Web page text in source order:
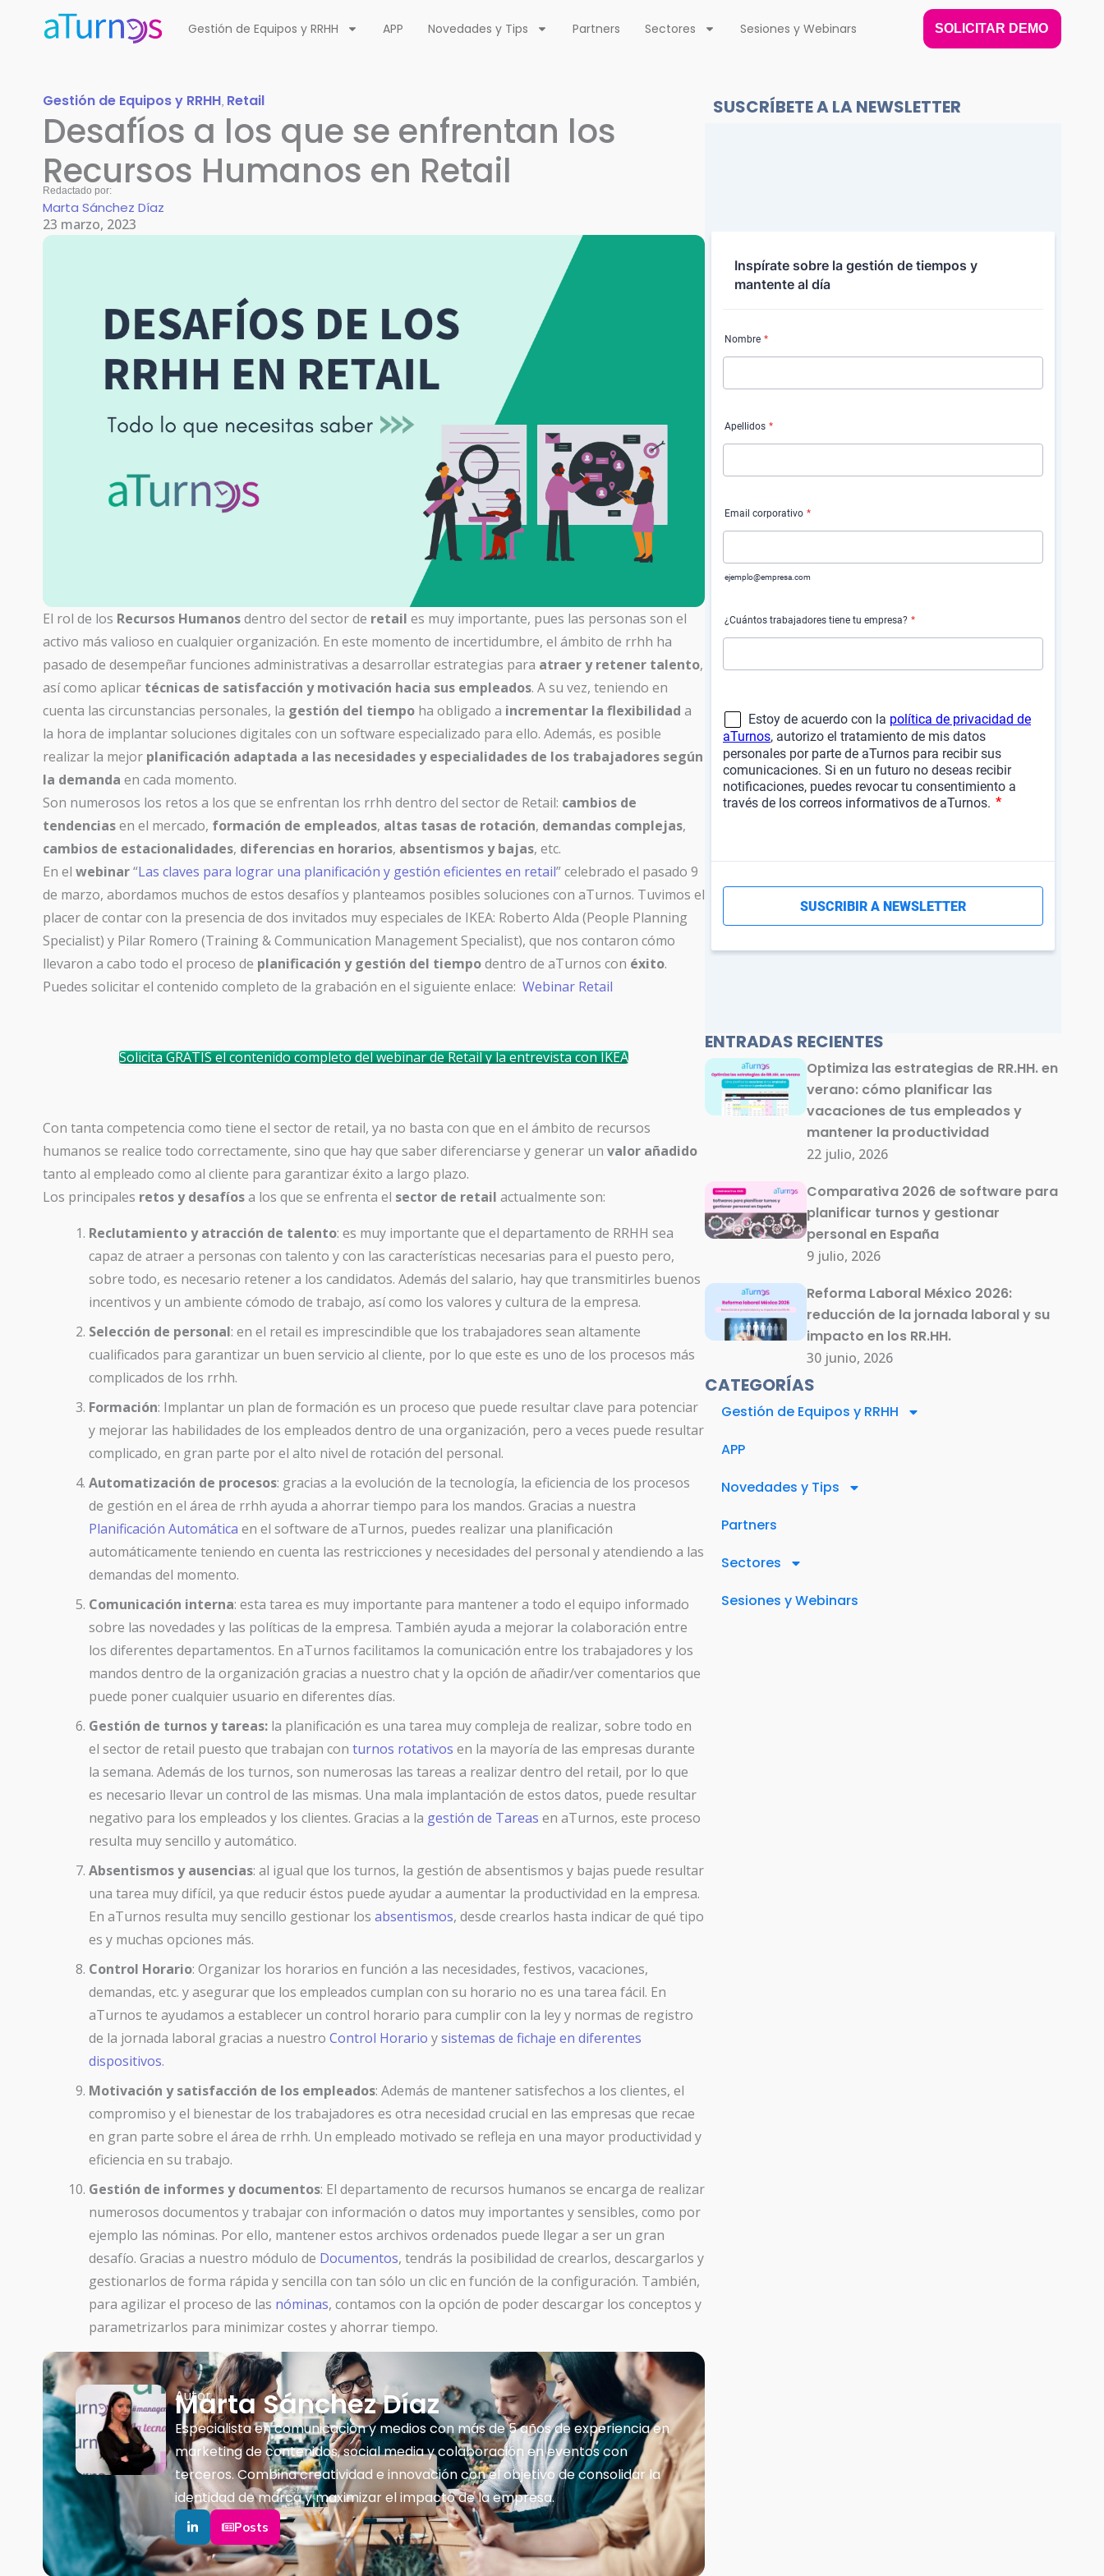
Gestión de Equipos y RRHH APP Novedades y Tips Partners Sectores Sesiones y Webinars SOLICITAR DEMO
Gestión de Equipos y RRHH, Retail
Desafíos a los que se enfrentan los
Recursos Humanos en Retail
Redactado por:
Marta Sánchez Díaz
23 marzo, 2023
El rol de los Recursos Humanosdentro del sector de retail es muy importante, pues las personas son el
activo más valioso en cualquier organización. En este momento de incertidumbre, el ámbito de rrhh ha
pasado de desempeñar funciones administrativas a desarrollar estrategias para atraer y retener talento,
así como aplicar técnicas de satisfacción y motivación hacia sus empleados. A su vez, teniendo en
cuenta las circunstancias personales, la gestión del tiempo ha obligado a incrementar la flexibilidad a
la hora de implantar soluciones digitales con un software especializado para ello. Además, es posible
realizar la mejor planificación adaptada a las necesidades y especialidades de los trabajadores según
la demanda en cada momento.
Son numerosos los retos a los que se enfrentan los rrhh dentro del sector de Retail: cambios de
tendenciasen el mercado, formación de empleados, altas tasas de rotación, demandas complejas,
cambios de estacionalidades, diferencias en horarios, absentismos y bajas, etc.
En el webinar“Las claves para lograr una planificación y gestión eficientes en retail” celebrado el pasado 9
de marzo, abordamos muchos de estos desafíos y planteamos posibles soluciones con aTurnos. Tuvimos el
placer de contar con la presencia de dos invitados muy especiales de IKEA: Roberto Alda (People Planning
Specialist) y Pilar Romero (Training & Communication Management Specialist), que nos contaron cómo
llevaron a cabo todo el proceso de planificación y gestión del tiempodentro de aTurnos con éxito.
Puedes solicitar el contenido completo de la grabación en el siguiente enlace: Webinar Retail
Solicita GRATIS el contenido completo del webinar de Retail y la entrevista con IKEA
Con tanta competencia como tiene el sector de retail, ya no basta con que en el ámbito de recursos
humanos se realice todo correctamente, sino que hay que saber diferenciarse y generar un valor añadido
tanto al empleado como al cliente para garantizar éxito a largo plazo.
Los principales retos y desafíosa los que se enfrenta el sector de retail actualmente son:
Reclutamiento y atracción de talento: es muy importante que el departamento de RRHH sea
capaz de atraer a personas con talento y con las características necesarias para el puesto pero,
sobre todo, es necesario retener a los candidatos. Además del salario, hay que transmitirles buenos
incentivos y un ambiente cómodo de trabajo, así como los valores y cultura de la empresa.
Selección de personal: en el retail es imprescindible que los trabajadores sean altamente
cualificados para garantizar un buen servicio al cliente, por lo que este es uno de los procesos más
complicados de los rrhh.
Formación: Implantar un plan de formación es un proceso que puede resultar clave para potenciar
y mejorar las habilidades de los empleados dentro de una organización, pero a veces puede resultar
complicado, en gran parte por el alto nivel de rotación del personal.
Automatización de procesos: gracias a la evolución de la tecnología, la eficiencia de los procesos
de gestión en el área de rrhh ayuda a ahorrar tiempo para los mandos. Gracias a nuestra
Planificación Automática en el software de aTurnos, puedes realizar una planificación
automáticamente teniendo en cuenta las restricciones y necesidades del personal y atendiendo a las
demandas del momento.
Comunicación interna: esta tarea es muy importante para mantener a todo el equipo informado
sobre las novedades y las políticas de la empresa. También ayuda a mejorar la colaboración entre
los diferentes departamentos. En aTurnos facilitamos la comunicación entre los trabajadores y los
mandos dentro de la organización gracias a nuestro chat y la opción de añadir/ver comentarios que
puede poner cualquier usuario en diferentes días.
Gestión de turnos y tareas: la planificación es una tarea muy compleja de realizar, sobre todo en
el sector de retail puesto que trabajan con turnos rotativos en la mayoría de las empresas durante
la semana. Además de los turnos, son numerosas las tareas a realizar dentro del retail, por lo que
es necesario llevar un control de las mismas. Una mala implantación de estos datos, puede resultar
negativo para los empleados y los clientes. Gracias a la gestión de Tareas en aTurnos, este proceso
resulta muy sencillo y automático.
Absentismos y ausencias: al igual que los turnos, la gestión de absentismos y bajas puede resultar
una tarea muy difícil, ya que reducir éstos puede ayudar a aumentar la productividad en la empresa.
En aTurnos resulta muy sencillo gestionar los absentismos, desde crearlos hasta indicar de qué tipo
es y muchas opciones más.
Control Horario: Organizar los horarios en función a las necesidades, festivos, vacaciones,
demandas, etc. y asegurar que los empleados cumplan con su horario no es una tarea fácil. En
aTurnos te ayudamos a establecer un control horario para cumplir con la ley y normas de registro
de la jornada laboral gracias a nuestro Control Horario ysistemas de fichaje en diferentes
dispositivos.
Motivación y satisfacción de los empleados: Además de mantener satisfechos a los clientes, el
compromiso y el bienestar de los trabajadores es otra necesidad crucial en las empresas que recae
en gran parte sobre el área de rrhh. Un empleado motivado se refleja en una mayor productividad y
eficiencia en su trabajo.
Gestión de informes y documentos: El departamento de recursos humanos se encarga de realizar
numerosos documentos y trabajar con información o datos muy importantes y sensibles, como por
ejemplo las nóminas. Por ello, mantener estos archivos ordenados puede llegar a ser un gran
desafío. Gracias a nuestro módulo de Documentos, tendrás la posibilidad de crearlos, descargarlos y
gestionarlos de forma rápida y sencilla con tan sólo un clic en función de la configuración. También,
para agilizar el proceso de las nóminas, contamos con la opción de poder descargar los conceptos y
parametrizarlos para minimizar costes y ahorrar tiempo.
Autor
Marta Sánchez Díaz
Especialista en comunicación y medios con más de 5 años de experiencia en
marketing de contenidos, social media y colaboración en eventos con
terceros. Combina creatividad e innovación con el objetivo de consolidar la
identidad de marca y maximizar el impacto de la empresa.
Posts
SUSCRÍBETE A LA NEWSLETTER
ENTRADAS RECIENTES
Optimiza las estrategias de RR.HH. en
verano: cómo planificar las
vacaciones de tus empleados y
mantener la productividad
22 julio, 2026
Comparativa 2026 de software para
planificar turnos y gestionar
personal en España
9 julio, 2026
Reforma Laboral México 2026:
reducción de la jornada laboral y su
impacto en los RR.HH.
30 junio, 2026
CATEGORÍAS
Gestión de Equipos y RRHH
APP
Novedades y Tips
Partners
Sectores
Sesiones y Webinars